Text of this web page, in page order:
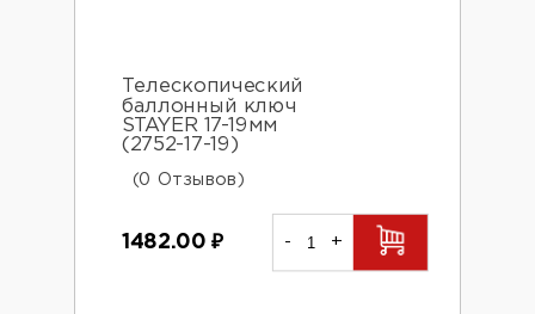
Телескопический
баллонный ключ
STAYER 17-19мм
(2752-17-19)
(0 Отзывов)
1482.00₽ - +